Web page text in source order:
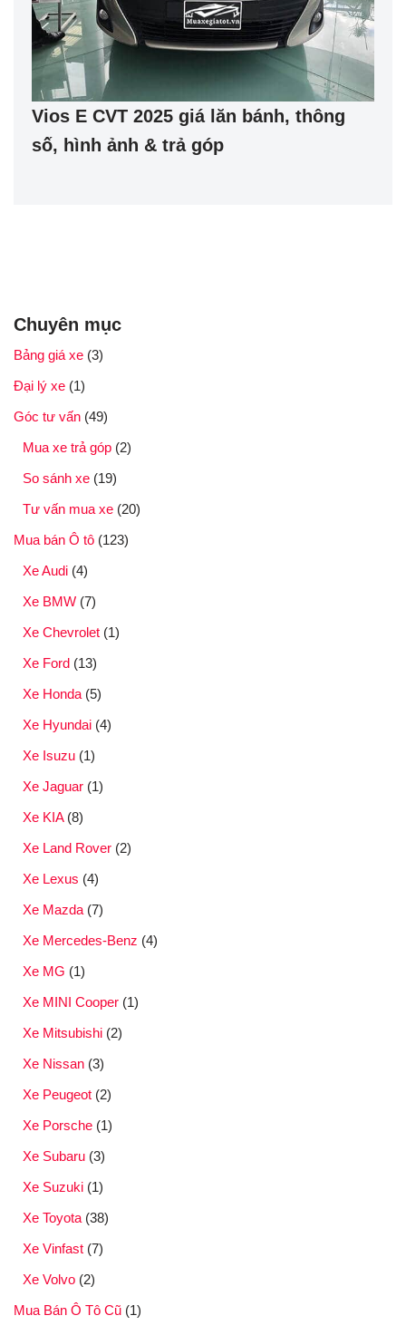
Vios E CVT 2025 giá lăn bánh, thông
số, hình ảnh & trả góp
Chuyên mục
Bảng giá xe (3)
Đại lý xe (1)
Góc tư vấn (49)
Mua xe trả góp (2)
So sánh xe (19)
Tư vấn mua xe (20)
Mua bán Ô tô (123)
Xe Audi (4)
Xe BMW (7)
Xe Chevrolet (1)
Xe Ford (13)
Xe Honda (5)
Xe Hyundai (4)
Xe Isuzu (1)
Xe Jaguar (1)
Xe KIA(8)
Xe Land Rover (2)
Xe Lexus (4)
Xe Mazda (7)
Xe Mercedes-Benz (4)
Xe MG (1)
Xe MINI Cooper (1)
Xe Mitsubishi (2)
Xe Nissan (3)
Xe Peugeot (2)
Xe Porsche (1)
Xe Subaru (3)
Xe Suzuki (1)
Xe Toyota (38)
Xe Vinfast (7)
Xe Volvo (2)
Mua Bán Ô Tô Cũ (1)